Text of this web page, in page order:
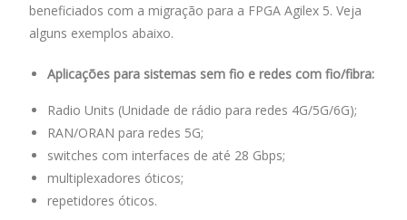
beneficiados com a migração para a FPGA Agilex 5. Veja
alguns exemplos abaixo.
Aplicações para sistemas sem fio e redes com fio/fibra:
Radio Units (Unidade de rádio para redes 4G/5G/6G);
RAN/ORAN para redes 5G;
switches com interfaces de até 28 Gbps;
multiplexadores óticos;
repetidores óticos.